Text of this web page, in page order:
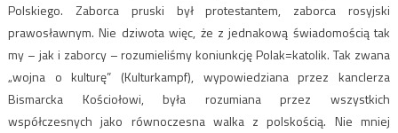
Polskiego. Zaborca pruski był protestantem, zaborca rosyjski
prawosławnym. Nie dziwota więc, że z jednakową świadomością tak
my – jak i zaborcy – rozumieliśmy koniunkcję Polak=katolik. Tak zwana
„wojna o kulturę” (Kulturkampf), wypowiedziana przez kanclerza
Bismarcka Kościołowi, była rozumiana przez wszystkich
współczesnych jako równoczesna walka z polskością. Nie mniej